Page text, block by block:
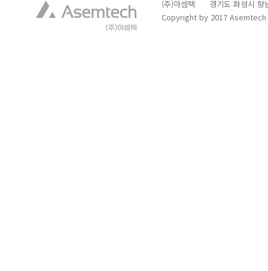
(주)아셈텍 경기도 화성시
Copyright by 2017